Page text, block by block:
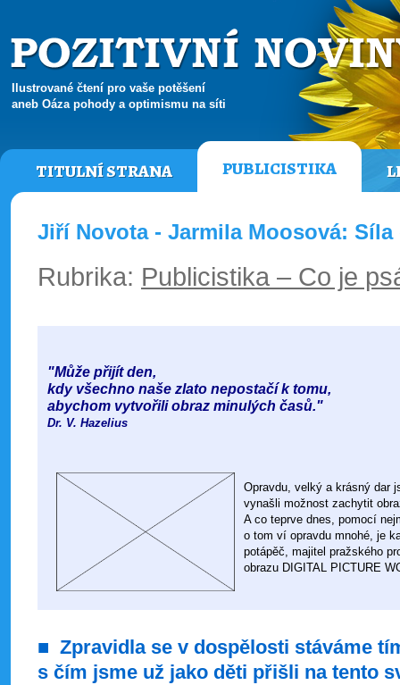
Ilustrované čtení pro vaše potěšení
aneb Oáza pohody a optimismu na síti
TITULNÍ STRANA PUBLICISTIKA
Jiří Novota - Jarmila Moosová: Síla
Rubrika: Publicistika – Co je
"Může přijít den,
kdy všechno naše zlato nepostačí k tomu,
abychom vytvořili obraz minulých časů."
Dr. V. Hazelius
Opravdu, velký a krásný dar
vynašli možnost zachytit
A co teprve dnes, pomocí
o tom ví opravdu mnohé, je
potápěč, majitel pražského
obrazu DIGITAL PICTURE
■ Zpravidla se v dospělosti stáváme
s čím jsme už jako děti přišli na tento